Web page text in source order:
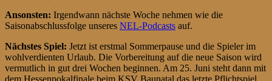
Ansonsten: Irgendwann nächste Woche nehmen wie die
Saisonabschlussfolge unseres NEL-Podcasts auf.
Nächstes Spiel: Jetzt ist erstmal Sommerpause und die Spieler im
wohlverdienten Urlaub. Die Vorbereitung auf die neue Saison wird
vermutlich in gut drei Wochen beginnen. Am 25. Juni steht dann mit
dem Hessenpokalfinale beim KSV Baunatal das letzte Pflichtspiel